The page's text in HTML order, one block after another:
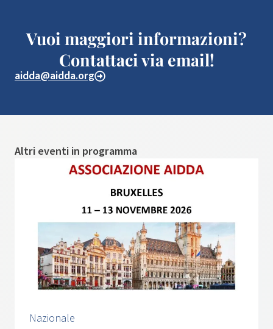
Vuoi maggiori informazioni?
Contattaci via email!
aidda@aidda.org
Altri eventi in programma
Nazionale